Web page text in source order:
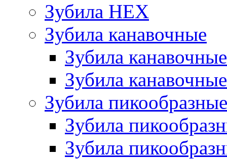
Зубила HEX
Зубила канавочные
Зубила
Зубила
Зубила пикообразные
Зубила
Зубила